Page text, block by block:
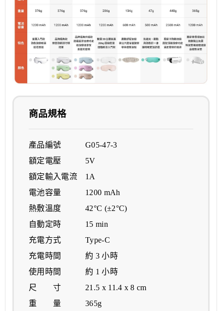
商品規格
產品編號 G05-47-3
額定電壓 5V
額定輸入電流 1A
電池容量 1200 mAh
熱敷溫度 42°C (±2°C)
自動定時 15 min
充電方式 Type-C
充電時間 約 3 小時
使用時間 約 1 小時
尺 寸 21.5 x 11.4 x 8 cm
重 量 365g